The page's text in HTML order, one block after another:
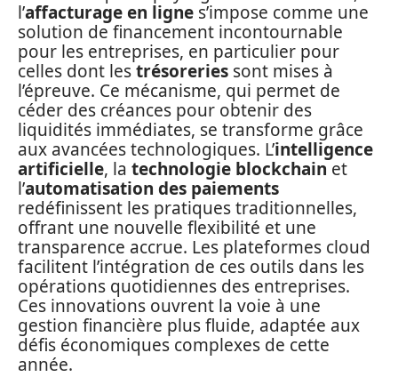
l’affacturage en ligne s’impose comme une
solution de financement incontournable
pour les entreprises, en particulier pour
celles dont lestrésoreries sont mises à
l’épreuve. Ce mécanisme, qui permet de
céder des créances pour obtenir des
liquidités immédiates, se transforme grâce
aux avancées technologiques. L’intelligence
artificielle, la technologie blockchain et
l’automatisation des paiements
redéfinissent les pratiques traditionnelles,
offrant une nouvelle flexibilité et une
transparence accrue. Les plateformes cloud
facilitent l’intégration de ces outils dans les
opérations quotidiennes des entreprises.
Ces innovations ouvrent la voie à une
gestion financière plus fluide, adaptée aux
défis économiques complexes de cette
année.